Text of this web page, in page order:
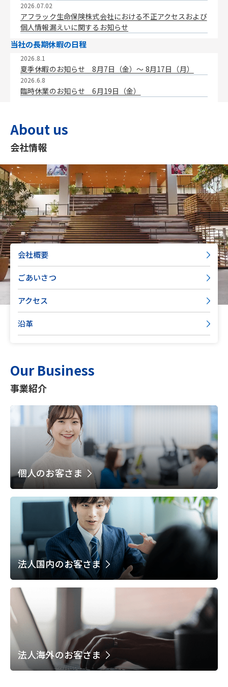
2026.07.02
アフラック生命保険株式会社における不正アクセスおよび
個人情報漏えいに関するお知らせ
当社の長期休暇の日程
2026.8.1
夏季休暇のお知らせ 8月7日（金）〜 8月17日（月）
2026.6.8
臨時休業のお知らせ 6月19日（金）
About us
会社情報
会社概要
ごあいさつ
アクセス
沿革
Our Business
事業紹介
個人のお客さま
法人国内のお客さま
法人海外のお客さま